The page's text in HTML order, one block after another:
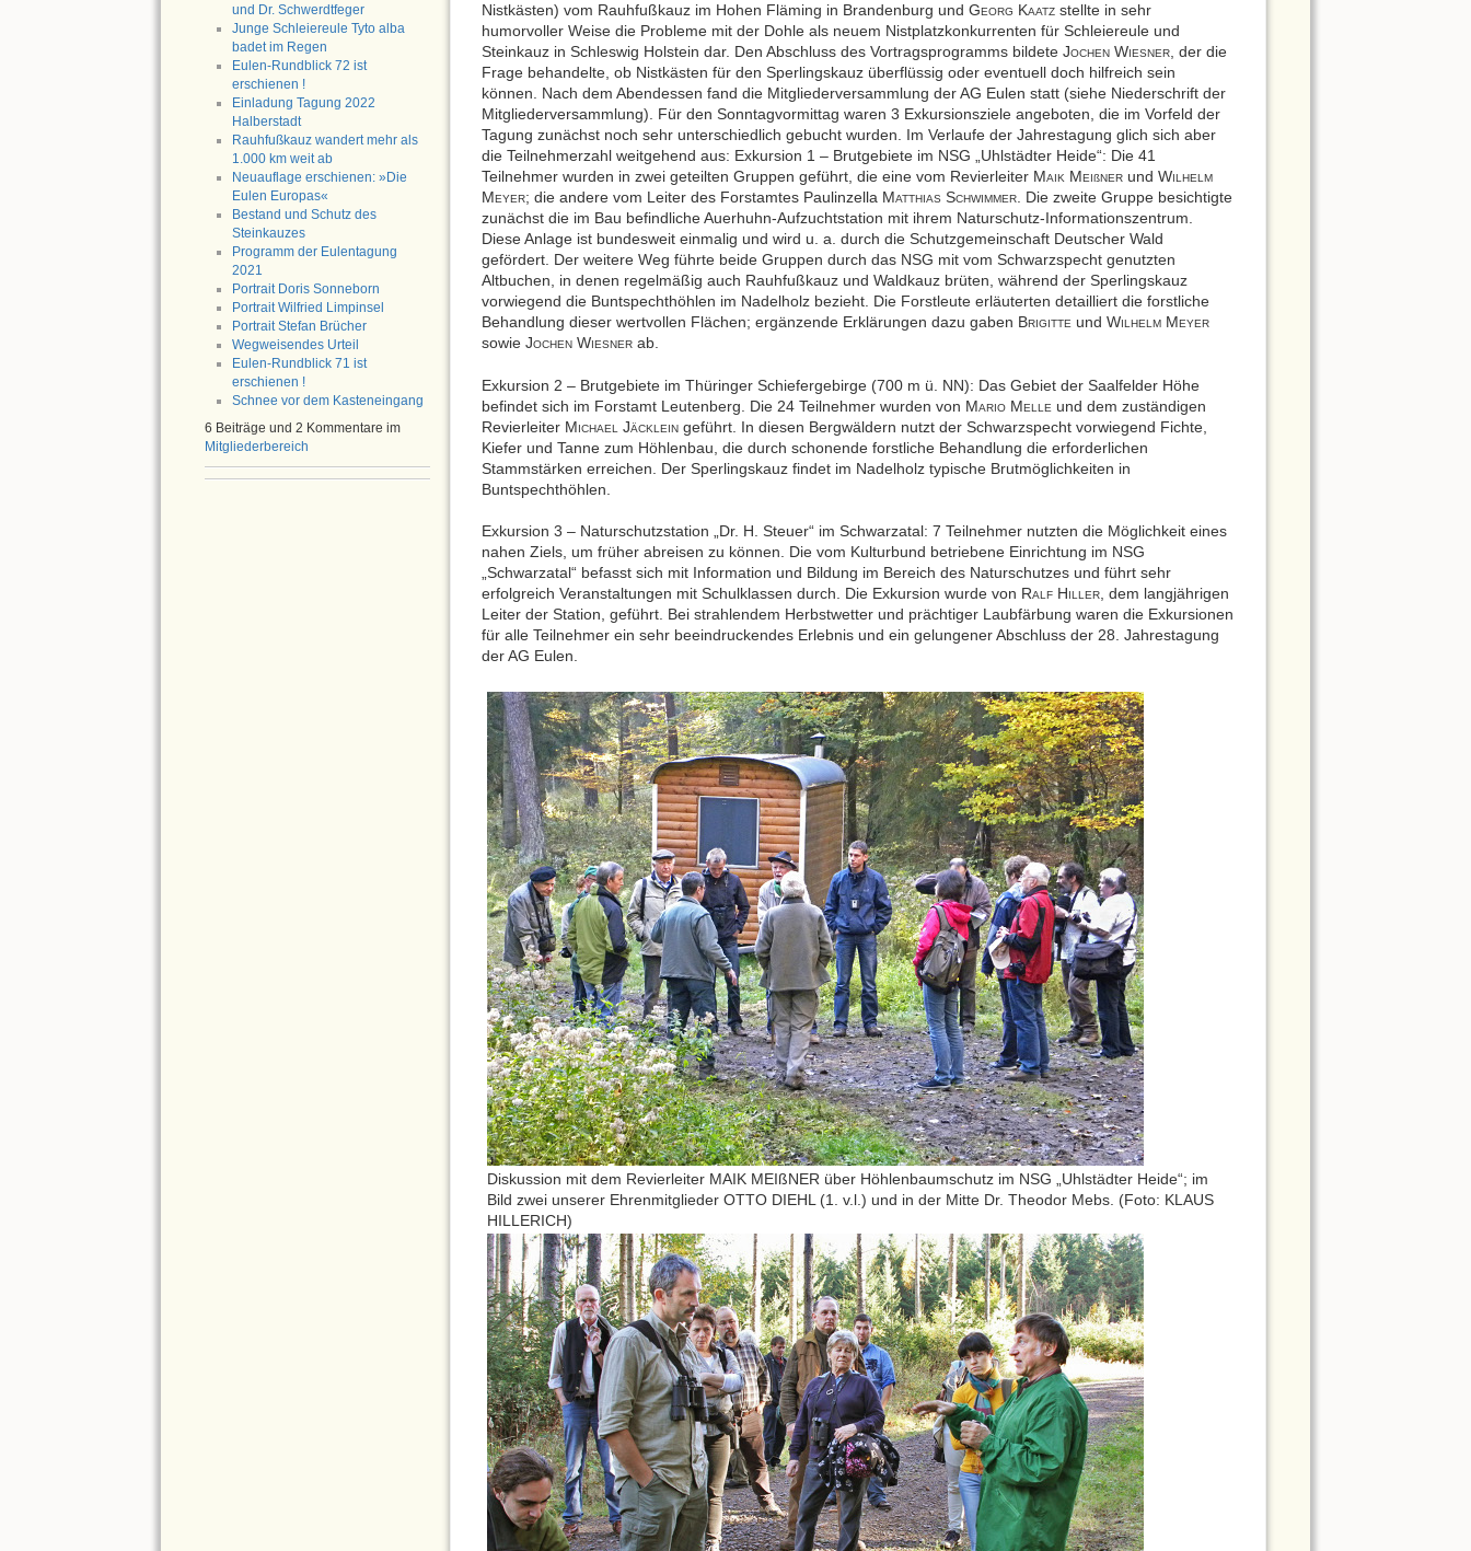
und Dr. Schwerdtfeger
Junge Schleiereule Tyto alba
badet im Regen
Eulen-Rundblick 72 ist
erschienen !
Einladung Tagung 2022
Halberstadt
Rauhfußkauz wandert mehr als
1.000 km weit ab
Neuauflage erschienen: »Die
Eulen Europas«
Bestand und Schutz des
Steinkauzes
Programm der Eulentagung
2021
Portrait Doris Sonneborn
Portrait Wilfried Limpinsel
Portrait Stefan Brücher
Wegweisendes Urteil
Eulen-Rundblick 71 ist
erschienen !
Schnee vor dem Kasteneingang
6 Beiträge und 2 Kommentare im
Mitgliederbereich
Nistkästen) vom Rauhfußkauz im Hohen Fläming in Brandenburg und GEORG KAATZ stellte in sehr
humorvoller Weise die Probleme mit der Dohle als neuem Nistplatzkonkurrenten für Schleiereule und
Steinkauz in Schleswig Holstein dar. Den Abschluss des Vortragsprogramms bildete JOCHEN WIESNER
, der die
Frage behandelte, ob Nistkästen für den Sperlingskauz überflüssig oder eventuell doch hilfreich sein
können. Nach dem Abendessen fand die Mitgliederversammlung der AG Eulen statt (siehe Niederschrift der
Mitgliederversammlung). Für den Sonntagvormittag waren 3 Exkursionsziele angeboten, die im Vorfeld der
Tagung zunächst noch sehr unterschiedlich gebucht wurden. Im Verlaufe der Jahrestagung glich sich aber
die Teilnehmerzahl weitgehend aus: Exkursion 1 – Brutgebiete im NSG „Uhlstädter Heide“: Die 41
Teilnehmer wurden in zwei geteilten Gruppen geführt, die eine vom Revierleiter MAIK MEIßNER und WILHELM
MEYER; die andere vom Leiter des Forstamtes Paulinzella MATTHIAS SCHWIMMER
. Die zweite Gruppe besichtigte
zunächst die im Bau befindliche Auerhuhn-Aufzuchtstation mit ihrem Naturschutz-Informationszentrum.
Diese Anlage ist bundesweit einmalig und wird u. a. durch die Schutzgemeinschaft Deutscher Wald
gefördert. Der weitere Weg führte beide Gruppen durch das NSG mit vom Schwarzspecht genutzten
Altbuchen, in denen regelmäßig auch Rauhfußkauz und Waldkauz brüten, während der Sperlingskauz
vorwiegend die Buntspechthöhlen im Nadelholz bezieht. Die Forstleute erläuterten detailliert die forstliche
Behandlung dieser wertvollen Flächen; ergänzende Erklärungen dazu gaben BRIGITTE und WILHELM MEYER
sowie JOCHEN WIESNER ab.
Exkursion 2 – Brutgebiete im Thüringer Schiefergebirge (700 m ü. NN): Das Gebiet der Saalfelder Höhe
befindet sich im Forstamt Leutenberg. Die 24 Teilnehmer wurden von MARIO MELLE und dem zuständigen
Revierleiter MICHAEL JÄCKLEIN geführt. In diesen Bergwäldern nutzt der Schwarzspecht vorwiegend Fichte,
Kiefer und Tanne zum Höhlenbau, die durch schonende forstliche Behandlung die erforderlichen
Stammstärken erreichen. Der Sperlingskauz findet im Nadelholz typische Brutmöglichkeiten in
Buntspechthöhlen.
Exkursion 3 – Naturschutzstation „Dr. H. Steuer“ im Schwarzatal: 7 Teilnehmer nutzten die Möglichkeit eines
nahen Ziels, um früher abreisen zu können. Die vom Kulturbund betriebene Einrichtung im NSG
„Schwarzatal“ befasst sich mit Information und Bildung im Bereich des Naturschutzes und führt sehr
erfolgreich Veranstaltungen mit Schulklassen durch. Die Exkursion wurde von RALF H ILLER, dem langjährigen
Leiter der Station, geführt. Bei strahlendem Herbstwetter und prächtiger Laubfärbung waren die Exkursionen
für alle Teilnehmer ein sehr beeindruckendes Erlebnis und ein gelungener Abschluss der 28. Jahrestagung
der AG Eulen.
Diskussion mit dem Revierleiter MAIK MEIßNER über Höhlenbaumschutz im NSG „Uhlstädter Heide“; im
Bild zwei unserer Ehrenmitglieder OTTO DIEHL (1. v.l.) und in der Mitte Dr. Theodor Mebs. (Foto: KLAUS
HILLERICH)